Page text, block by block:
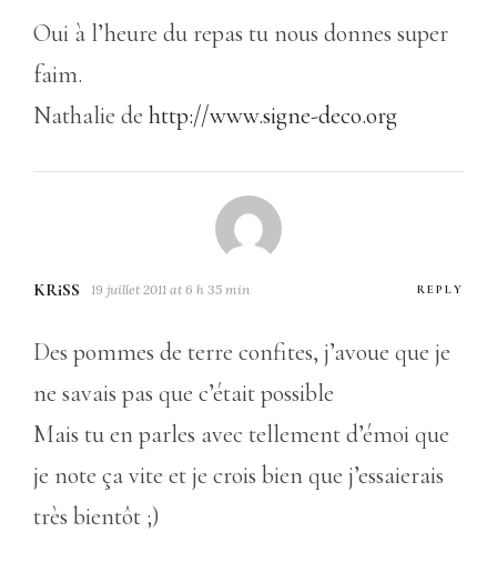
Oui à l’heure du repas tu nous donnes super
faim.
Nathalie de http://www.signe-deco.org
KRiSS 19 juillet 2011 at 6 h 35 min REPLY
Des pommes de terre confites, j’avoue que je
ne savais pas que c’était possible
Mais tu en parles avec tellement d’émoi que
je note ça vite et je crois bien que j’essaierais
très bientôt ;)